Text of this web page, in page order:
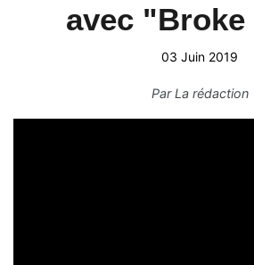
avec "Broke
03 Juin 2019
ParLa rédaction